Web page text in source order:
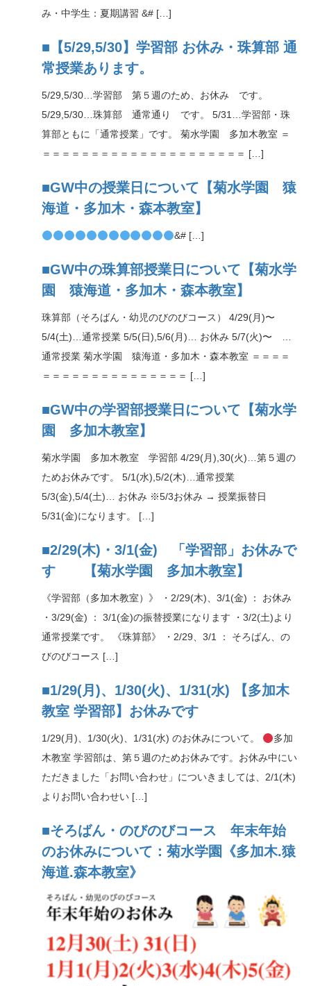
み・中学生：夏期講習 &# […]
■【5/29,5/30】学習部 お休み・珠算部 通
常授業あります。
5/29,5/30…学習部 第５週のため、お休み です。
5/29,5/30…珠算部 通常通り です。 5/31…学習部・珠
算部ともに「通常授業」です。 菊水学園 多加木教室 ＝
＝＝＝＝＝＝＝＝＝＝＝＝＝＝＝＝＝＝＝＝＝ […]
■GW中の授業日について【菊水学園 猿
海道・多加木・森本教室】
&# […]
■GW中の珠算部授業日について【菊水学
園 猿海道・多加木・森本教室】
珠算部（そろばん・幼児のびのびコース） 4/29(月)〜
5/4(土)…通常授業 5/5(日),5/6(月)… お休み 5/7(火)〜 …
通常授業 菊水学園 猿海道・多加木・森本教室 ＝＝＝＝
＝＝＝＝＝＝＝＝＝＝＝＝＝＝＝ […]
■GW中の学習部授業日について【菊水学
園 多加木教室】
菊水学園 多加木教室 学習部 4/29(月),30(火)…第５週の
ためお休みです。 5/1(水),5/2(木)…通常授業
5/3(金),5/4(土)… お休み ※5/3お休み → 授業振替日
5/31(金)になります。 […]
■2/29(木)・3/1(金) 「学習部」お休みで
す 【菊水学園 多加木教室】
《学習部（多加木教室）》 ・2/29(木)、3/1(金) ： お休み
・3/29(金) ： 3/1(金)の振替授業になります ・3/2(土)より
通常授業です。 《珠算部》 ・2/29、3/1 ： そろばん、の
びのびコース […]
■1/29(月)、1/30(火)、1/31(水) 【多加木
教室 学習部】お休みです
1/29(月)、1/30(火)、1/31(水) のお休みについて。
多加
木教室 学習部は、第５週のためお休みです。お休み中にい
ただきました「お問い合わせ」についきましては、2/1(木)
よりお問い合わせい […]
■そろばん・のびのびコース 年末年始
のお休みについて：菊水学園《多加木.猿
海道.森本教室》